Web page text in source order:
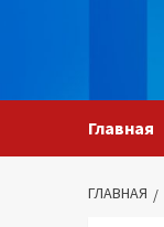
Главная
ГЛАВНАЯ